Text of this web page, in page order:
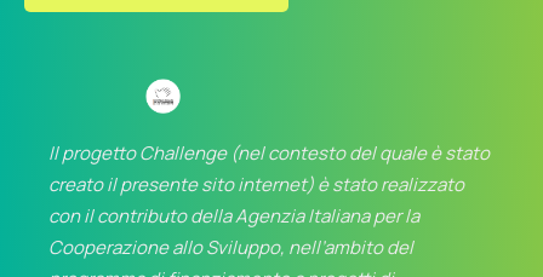
Il progetto Challenge (nel contesto del quale è stato
creato il presente sito internet) è stato realizzato
con il contributo della Agenzia Italiana per la
Cooperazione allo Sviluppo, nell’ambito del